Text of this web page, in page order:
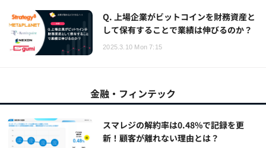
Q. 上場企業がビットコインを財務資産と
して保有することで業績は伸びるのか？
2025.3.10 Mon 7:15
金融・フィンテック
スマレジの解約率は0.48%で記録を更
新！顧客が離れない理由とは？